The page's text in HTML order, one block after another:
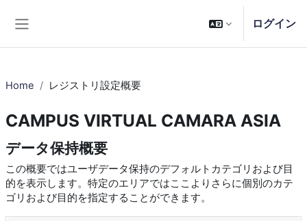
ログイン
Home レジストリ設定概要
CAMPUS VIRTUAL CAMARA ASIA
データ保持概要
この概要ではユーザデータ保持のデフォルトカテゴリおよび目
的を表示します。特定のエリアではここよりさらに個別のカテ
ゴリおよび目的を指定することができます。